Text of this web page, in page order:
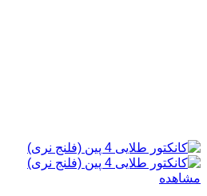
مشاهده